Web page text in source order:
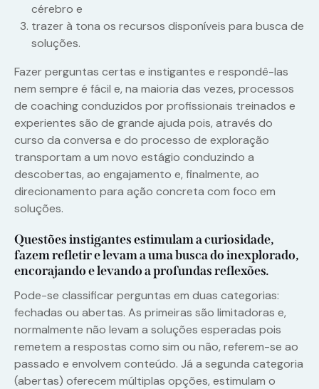
cérebro e
trazer à tona os recursos disponíveis para busca de
soluções.
Fazer perguntas certas e instigantes e respondê-las
nem sempre é fácil e, na maioria das vezes, processos
de coaching conduzidos por profissionais treinados e
experientes são de grande ajuda pois, através do
curso da conversa e do processo de exploração
transportam a um novo estágio conduzindo a
descobertas, ao engajamento e, finalmente, ao
direcionamento para ação concreta com foco em
soluções.
Questões instigantes estimulam a curiosidade,
fazem refletir e levam a uma busca do inexplorado,
encorajando e levando a profundas reflexões.
Pode-se classificar perguntas em duas categorias:
fechadas ou abertas. As primeiras são limitadoras e,
normalmente não levam a soluções esperadas pois
remetem a respostas como sim ou não, referem-se ao
passado e envolvem conteúdo. Já a segunda categoria
(abertas) oferecem múltiplas opções, estimulam o